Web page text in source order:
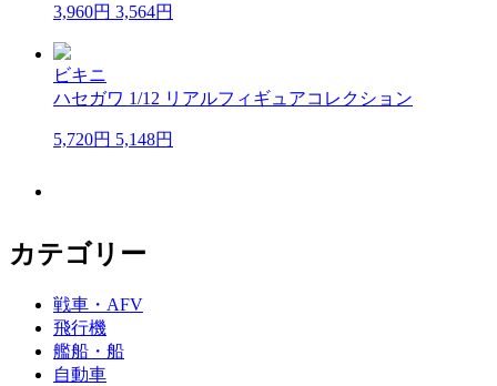
3,960円 3,564円
ビキニ
ハセガワ 1/12 リアルフィギュアコレクション
5,720円 5,148円
カテゴリー
戦車・AFV
飛行機
艦船・船
自動車